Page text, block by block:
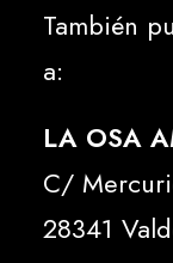
También
a:
LA OSA
C/
28341